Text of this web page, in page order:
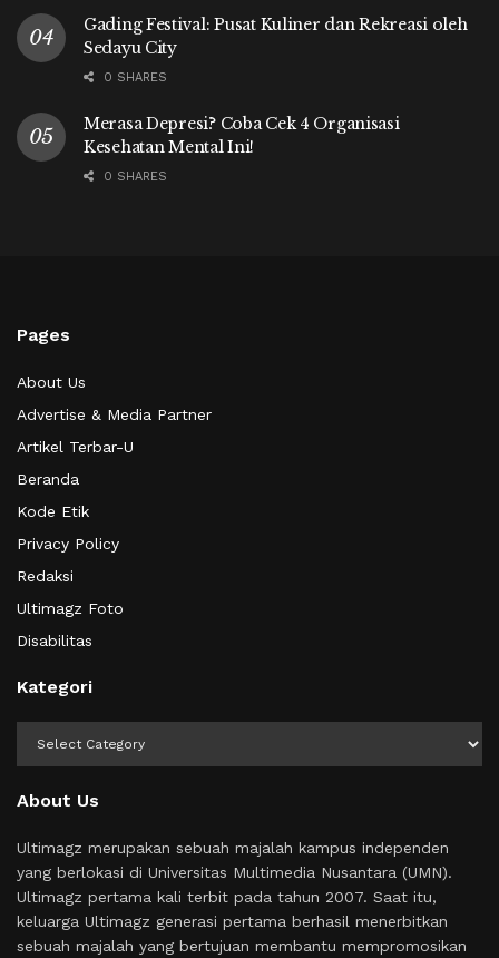
Gading Festival: Pusat Kuliner dan Rekreasi oleh
Sedayu City
0 SHARES
Merasa Depresi? Coba Cek 4 Organisasi
Kesehatan Mental Ini!
0 SHARES
Pages
About Us
Advertise & Media Partner
Artikel Terbar-U
Beranda
Kode Etik
Privacy Policy
Redaksi
Ultimagz Foto
Disabilitas
Kategori
About Us
Ultimagz merupakan sebuah majalah kampus independen
yang berlokasi di Universitas Multimedia Nusantara (UMN).
Ultimagz pertama kali terbit pada tahun 2007. Saat itu,
keluarga Ultimagz generasi pertama berhasil menerbitkan
sebuah majalah yang bertujuan membantu mempromosikan